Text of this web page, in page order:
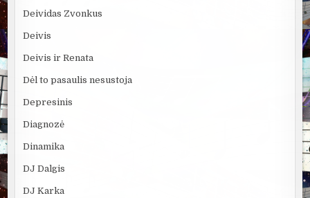
Deividas Zvonkus
Deivis
Deivis ir Renata
Dėl to pasaulis nesustoja
Depresinis
Diagnozė
Dinamika
DJ Dalgis
DJ Karka